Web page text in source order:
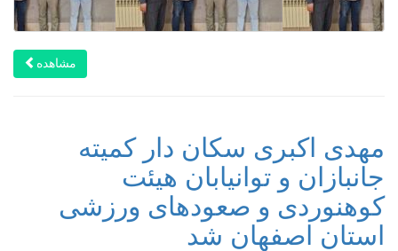
مشاهده
مهدی اکبری سکان دار کمیته
جانبازان و توانیابان هیئت
کوهنوردی و صعودهای ورزشی
استان اصفهان شد